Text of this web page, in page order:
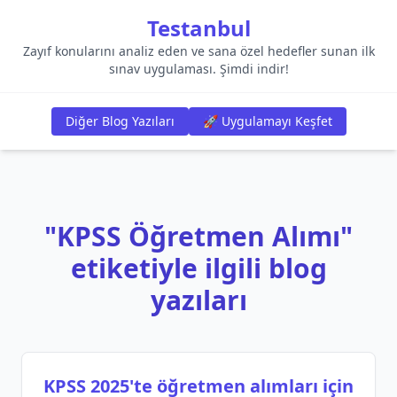
Testanbul
Zayıf konularını analiz eden ve sana özel hedefler sunan ilk
sınav uygulaması. Şimdi indir!
Diğer Blog Yazıları 🚀 Uygulamayı Keşfet
"KPSS Öğretmen Alımı"
etiketiyle ilgili blog
yazıları
KPSS 2025'te öğretmen alımları için